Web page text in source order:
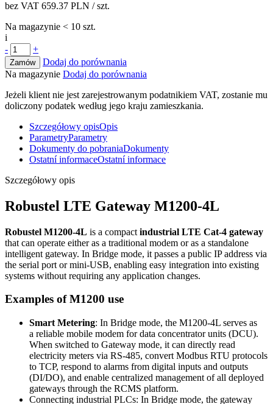
bez VAT 659.37 PLN / szt.
Na magazynie < 10 szt.
i
-
+
Zamów
Dodaj do porównania
Na magazynie Dodaj do porównania
Jeżeli klient nie jest zarejestrowanym podatnikiem VAT, zostanie mu
doliczony podatek według jego kraju zamieszkania.
Szczegółowy opisOpis
ParametryParametry
Dokumenty do pobraniaDokumenty
Ostatní informaceOstatní informace
Szczegółowy opis
Robustel LTE Gateway M1200-4L
Robustel M1200-4L is a compact industrial LTE Cat-4 gateway
that can operate either as a traditional modem or as a standalone
intelligent gateway. In Bridge mode, it passes a public IP address via
the serial port or mini-USB, enabling easy integration into existing
systems without requiring any application changes.
Examples of M1200 use
Smart Metering: In Bridge mode, the M1200-4L serves as
a reliable mobile modem for data concentrator units (DCU).
When switched to Gateway mode, it can directly read
electricity meters via RS-485, convert Modbus RTU protocols
to TCP, respond to alarms from digital inputs and outputs
(DI/DO), and enable centralized management of all deployed
gateways through the RCMS platform.
Connecting industrial PLCs: In Bridge mode, the gateway